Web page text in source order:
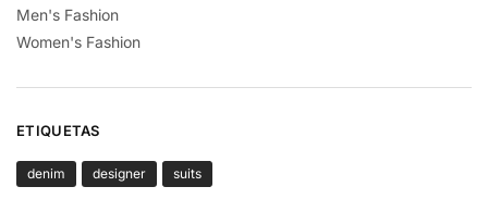
Men's Fashion
Women's Fashion
ETIQUETAS
denim designer suits